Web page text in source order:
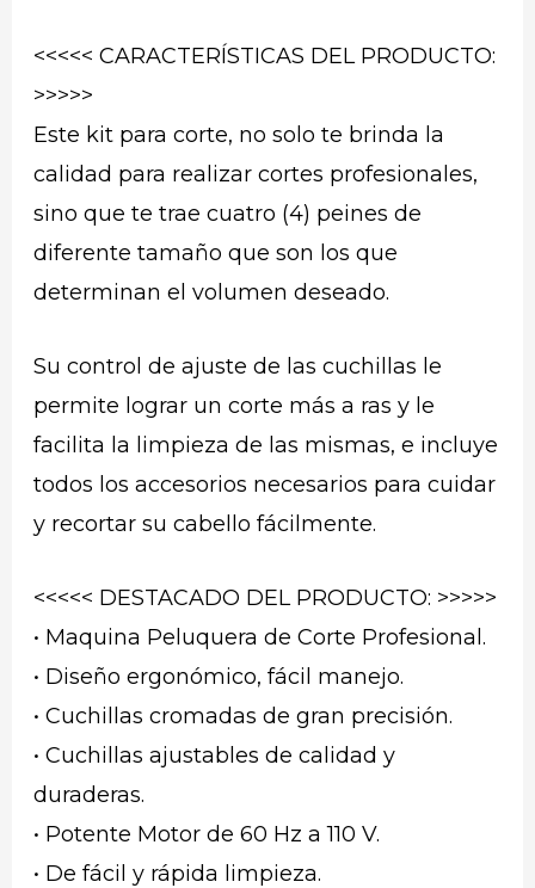
<<<<< CARACTERÍSTICAS DEL PRODUCTO:
>>>>>
Este kit para corte, no solo te brinda la
calidad para realizar cortes profesionales,
sino que te trae cuatro (4) peines de
diferente tamaño que son los que
determinan el volumen deseado.
Su control de ajuste de las cuchillas le
permite lograr un corte más a ras y le
facilita la limpieza de las mismas, e incluye
todos los accesorios necesarios para cuidar
y recortar su cabello fácilmente.
<<<<< DESTACADO DEL PRODUCTO: >>>>>
• Maquina Peluquera de Corte Profesional.
• Diseño ergonómico, fácil manejo.
• Cuchillas cromadas de gran precisión.
• Cuchillas ajustables de calidad y
duraderas.
• Potente Motor de 60 Hz a 110 V.
• De fácil y rápida limpieza.